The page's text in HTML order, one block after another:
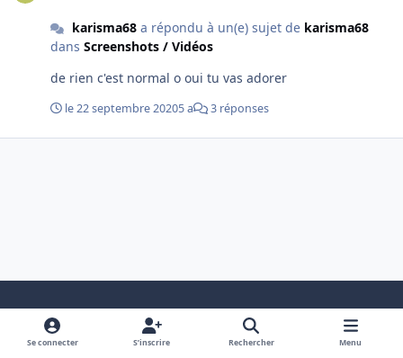
karisma68a répondu à un(e) sujet de karisma68
dans Screenshots / Vidéos
de rien c'est normal o oui tu vas adorer
le 22 septembre 20205 a 3 réponses
Light ModeDark ModeSystem Preference
y
Se connecter S’inscrire Rechercher Menu